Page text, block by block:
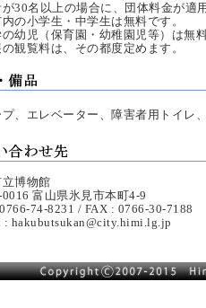
が30名以上の場合に、団体料金が適
の小学生・中学生は無料です。
幼児（保育園・幼稚園児等）は無
観覧料は、その都度定めます。
プ、エレベーター、障害者用トイレ
博物館
富山県氷見市本町4-9
74-8231 / FAX : 0766-30-7188
: hakubutsukan@city.himi.lg.jp